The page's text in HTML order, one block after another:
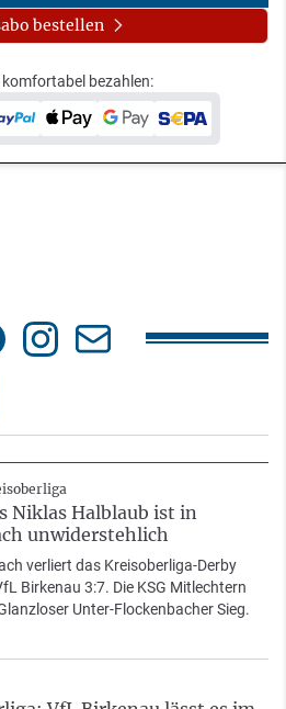
bestellen
bezahlen:
Niklas Halblaub ist in
unwiderstehlich
verliert das Kreisoberliga-Derby
Birkenau 3:7. Die KSG Mitlechtern
Unter-Flockenbacher Sieg.